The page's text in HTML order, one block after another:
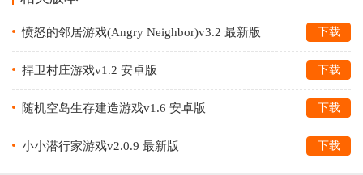
愤怒的邻居游戏(Angry Neighbor)v3.2 最新版 下载
捍卫村庄游戏v1.2 安卓版 下载
随机空岛生存建造游戏v1.6 安卓版 下载
小小潜行家游戏v2.0.9 最新版 下载